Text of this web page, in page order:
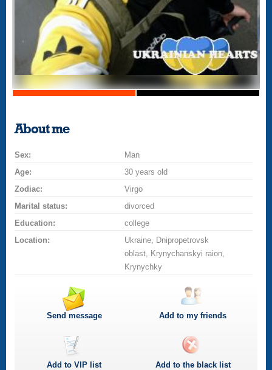
About me
Sex:
Man
Age:
30 years old
Zodiac:
Virgo
Marital status:
divorced
Education:
college
Location:
Ukraine, Dnipropetrovsk
oblast, Krynychanskyi raion,
Krynychky
Send message Add to my friends
Add toVIP list Add to the black list